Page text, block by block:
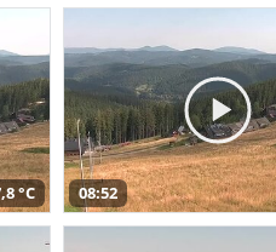
°C 08:52